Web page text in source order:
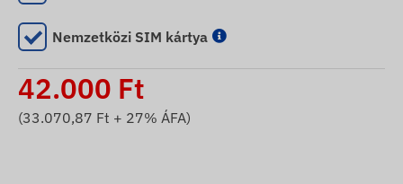
Nemzetközi SIM kártya
42.000 Ft
(33.070,87 Ft + 27% ÁFA)